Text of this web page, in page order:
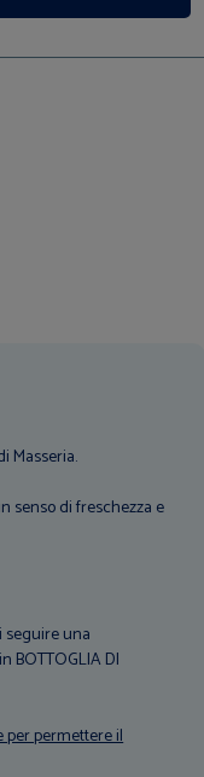
Masseria.
senso di freschezza e
seguire una
BOTTOGLIA DI
per permettere il